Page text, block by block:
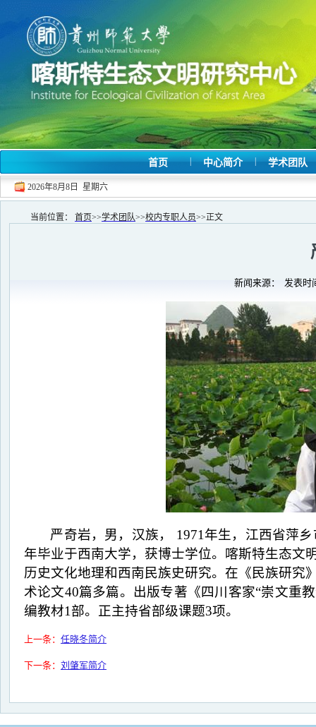
首页 | 中心简介 | 学术团队
2026年8月8日 星期六
当前位置： 首页>>学术团队>>校内专职人员>>正文
新闻来源： 发表时
严奇岩，男，汉族， 1971年生，江西省萍
年毕业于西南大学，获博士学位。喀斯特生态文
历史文化地理和西南民族史研究。在《民族研究
术论文40篇多篇。出版专著 《四川客家“崇文重
编教材1 部。正主持省部级课题3项。
上一条： 任晓冬简介
下一条： 刘肇军简介